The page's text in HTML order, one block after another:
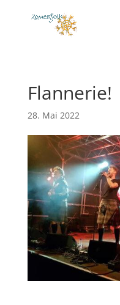
Flannerie!
28. Mai 2022